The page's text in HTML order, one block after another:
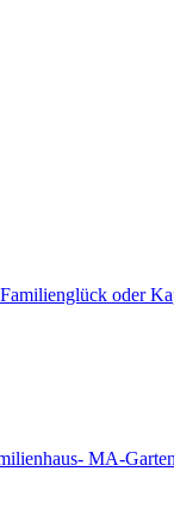
oder
MA-